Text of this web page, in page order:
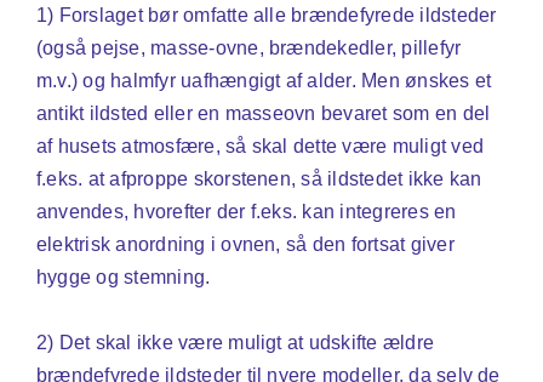
1) Forslaget bør omfatte alle brændefyrede ildsteder
(også pejse, masse-ovne, brændekedler, pillefyr
m.v.) og halmfyr uafhængigt af alder. Men ønskes et
antikt ildsted eller en masseovn bevaret som en del
af husets atmosfære, så skal dette være muligt ved
f.eks. at afproppe skorstenen, så ildstedet ikke kan
anvendes, hvorefter der f.eks. kan integreres en
elektrisk anordning i ovnen, så den fortsat giver
hygge og stemning.
2) Det skal ikke være muligt at udskifte ældre
brændefyrede ildsteder til nyere modeller, da selv de